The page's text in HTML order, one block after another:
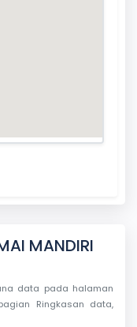
MANDIRI
data pada halaman
Ringkasan data,